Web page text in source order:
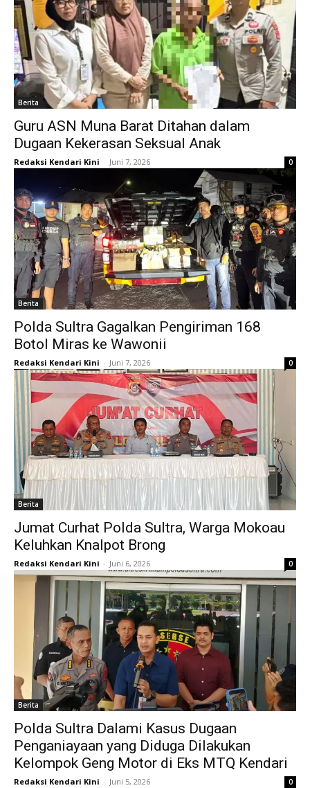
Berita
Guru ASN Muna Barat Ditahan dalam
Dugaan Kekerasan Seksual Anak
Redaksi Kendari Kini - Juni 7, 2026 0
Berita
Polda Sultra Gagalkan Pengiriman 168
Botol Miras ke Wawonii
Redaksi Kendari Kini - Juni 7, 2026 0
Berita
Jumat Curhat Polda Sultra, Warga Mokoau
Keluhkan Knalpot Brong
Redaksi Kendari Kini - Juni 6, 2026 0
Berita
Polda Sultra Dalami Kasus Dugaan
Penganiayaan yang Diduga Dilakukan
Kelompok Geng Motor di Eks MTQ Kendari
Redaksi Kendari Kini - Juni 5, 2026 0